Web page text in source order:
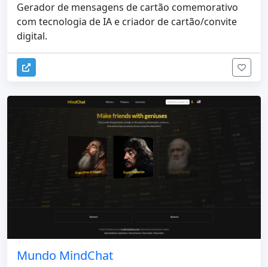
Gerador de mensagens de cartão comemorativo
com tecnologia de IA e criador de cartão/convite
digital.
Mundo MindChat